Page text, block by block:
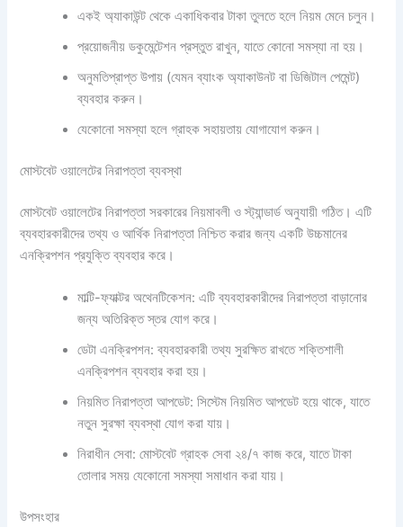
একই অ্যাকাউন্ট থেকে একাধিকবার টাকা তুলতে হলে নিয়ম মেনে চলুন।
প্রয়োজনীয় ডকুমেন্টেশন প্রস্তুত রাখুন, যাতে কোনো সমস্যা না হয়।
অনুমতিপ্রাপ্ত উপায় (যেমন ব্যাংক অ্যাকাউনট বা ডিজিটাল পেমেন্ট)
ব্যবহার করুন।
যেকোনো সমস্যা হলে গ্রাহক সহায়তায় যোগাযোগ করুন।
মোস্টবেট ওয়ালেটের নিরাপত্তা ব্যবস্থা
মোস্টবেট ওয়ালেটের নিরাপত্তা সরকারের নিয়মাবলী ও স্ট্যান্ডার্ড অনুযায়ী গঠিত। এটি
ব্যবহারকারীদের তথ্য ও আর্থিক নিরাপত্তা নিশ্চিত করার জন্য একটি উচ্চমানের
এনক্রিপশন প্রযুক্তি ব্যবহার করে।
মাল্টি-ফ্যাক্টর অথেনটিকেশন: এটি ব্যবহারকারীদের নিরাপত্তা বাড়ানোর
জন্য অতিরিক্ত স্তর যোগ করে।
ডেটা এনক্রিপশন: ব্যবহারকারী তথ্য সুরক্ষিত রাখতে শক্তিশালী
এনক্রিপশন ব্যবহার করা হয়।
নিয়মিত নিরাপত্তা আপডেট: সিস্টেম নিয়মিত আপডেট হয়ে থাকে, যাতে
নতুন সুরক্ষা ব্যবস্থা যোগ করা যায়।
নিরাধীন সেবা: মোস্টবেট গ্রাহক সেবা ২৪/৭ কাজ করে, যাতে টাকা
তোলার সময় যেকোনো সমস্যা সমাধান করা যায়।
উপসংহার